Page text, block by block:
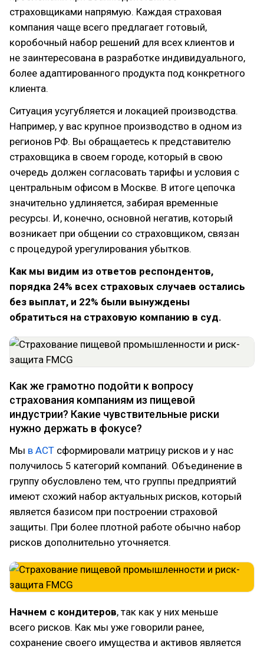
страховщиками напрямую. Каждая страховая
компания чаще всего предлагает готовый,
коробочный набор решений для всех клиентов и
не заинтересована в разработке индивидуального,
более адаптированного продукта под конкретного
клиента.
Ситуация усугубляется и локацией производства.
Например, у вас крупное производство в одном из
регионов РФ. Вы обращаетесь к представителю
страховщика в своем городе, который в свою
очередь должен согласовать тарифы и условия с
центральным офисом в Москве. В итоге цепочка
значительно удлиняется, забирая временные
ресурсы. И, конечно, основной негатив, который
возникает при общении со страховщиком, связан
с процедурой урегулирования убытков.
Как мы видим из ответов респондентов,
порядка 24% всех страховых случаев остались
без выплат, и 22% были вынуждены
обратиться на страховую компанию в суд.
Как же грамотно подойти к вопросу
страхования компаниям из пищевой
индустрии? Какие чувствительные риски
нужно держать в фокусе?
Мы в АСТ сформировали матрицу рисков и у нас
получилось 5 категорий компаний. Объединение в
группу обусловлено тем, что группы предприятий
имеют схожий набор актуальных рисков, который
является базисом при построении страховой
защиты. При более плотной работе обычно набор
рисков дополнительно уточняется.
Начнем с кондитеров, так как у них меньше
всего рисков. Как мы уже говорили ранее,
сохранение своего имущества и активов является